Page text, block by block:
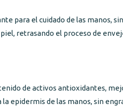
para el cuidado de las manos,
piel, retrasando el proceso de
de activos antioxidantes,
la epidermis de las manos, sin